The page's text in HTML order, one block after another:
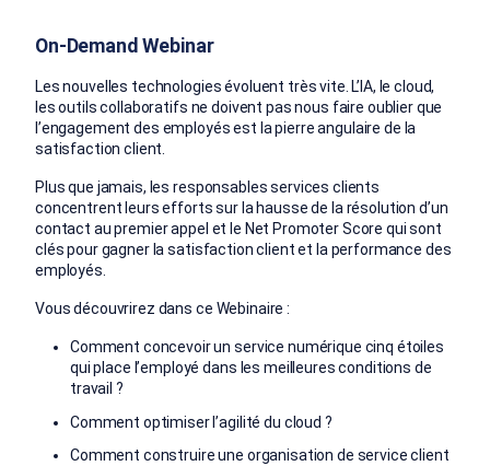
On-Demand Webinar
Les nouvelles technologies évoluent très vite. L’IA, le cloud,
les outils collaboratifs ne doivent pas nous faire oublier que
l’engagement des employés est la pierre angulaire de la
satisfaction client.
Plus que jamais, les responsables services clients
concentrent leurs efforts sur la hausse de la résolution d’un
contact au premier appel et le Net Promoter Score qui sont
clés pour gagner la satisfaction client et la performance des
employés.
Vous découvrirez dans ce Webinaire :
Comment concevoir un service numérique cinq étoiles
qui place l’employé dans les meilleures conditions de
travail ?
Comment optimiser l’agilité du cloud ?
Comment construire une organisation de service client